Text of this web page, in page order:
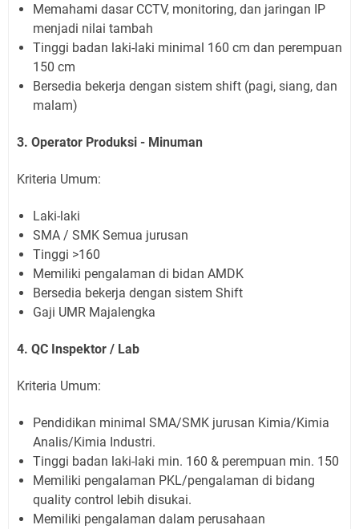
Memahami dasar CCTV, monitoring, dan jaringan IP
menjadi nilai tambah
Tinggi badan laki-laki minimal 160 cm dan perempuan
150 cm
Bersedia bekerja dengan sistem shift (pagi, siang, dan
malam)
3. Operator Produksi - Minuman
Kriteria Umum:
Laki-laki
SMA / SMK Semua jurusan
Tinggi >160
Memiliki pengalaman di bidan AMDK
Bersedia bekerja dengan sistem Shift
Gaji UMR Majalengka
4. QC Inspektor / Lab
Kriteria Umum:
Pendidikan minimal SMA/SMK jurusan Kimia/Kimia
Analis/Kimia Industri.
Tinggi badan laki-laki min. 160 & perempuan min. 150
Memiliki pengalaman PKL/pengalaman di bidang
quality control lebih disukai.
Memiliki pengalaman dalam perusahaan